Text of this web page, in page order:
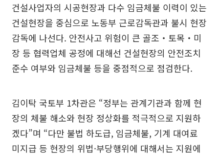
건설사업자의 시공현장과 다수 임금체불 이력이 있는
건설현장을 중심으로 노동부 근로감독관과 불시 현장
감독에 나선다. 안전사고 위험이 큰 골조‧토목‧미
장 등 협력업체 공정에 대해선 건설현장의 안전조치
준수 여부와 임금체불 등을 중점적으로 점검한다.
김이탁 국토부 1차관은 “정부는 관계기관과 함께 현
장의 체불 해소와 현장 정상화를 적극적으로 지원하
겠다”며 “다만 불법 하도급, 임금체불, 기계 대여료
미지급 등 현장의 위법·부당행위에 대해서는 지원에